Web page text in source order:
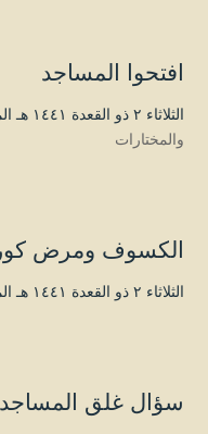
افتحوا المساجد
الثلاثاء ۲ ذو القعدة ۱٤٤۱ هـ الموافق ۲۳ يونيو ۲۰۲۰ مـ |
والمختارات
الكسوف ومرض
الثلاثاء ۲ ذو القعدة ۱٤٤۱ هـ الموافق ۲۳ يونيو ۲۰۲۰ مـ |
سؤال غلق المساجد